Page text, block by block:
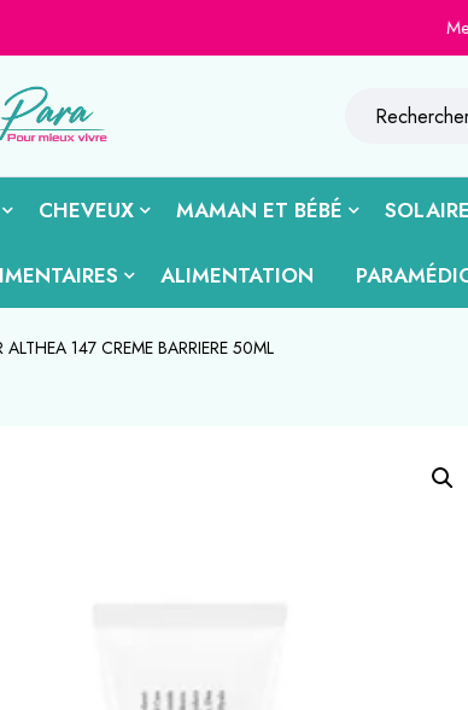
Meilleure
CHEVEUX MAMAN ET BÉBÉ
ALIMENTATION
ALTHEA 147 CREME BARRIERE 50ML